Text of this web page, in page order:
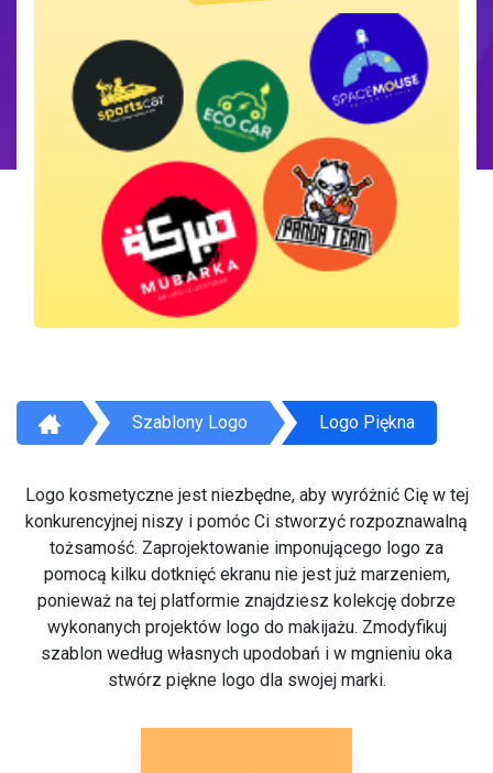
Szablony Logo Logo Piękna
Logo kosmetyczne jest niezbędne, aby wyróżnić Cię w tej
konkurencyjnej niszy i pomóc Ci stworzyć rozpoznawalną
tożsamość. Zaprojektowanie imponującego logo za
pomocą kilku dotknięć ekranu nie jest już marzeniem,
ponieważ na tej platformie znajdziesz kolekcję dobrze
wykonanych projektów logo do makijażu. Zmodyfikuj
szablon według własnych upodobań i w mgnieniu oka
stwórz piękne logo dla swojej marki.